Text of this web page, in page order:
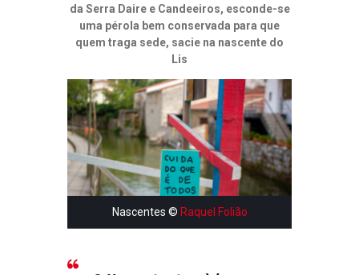
da Serra Daire e Candeeiros, esconde-se
uma pérola bem conservada para que
quem traga sede, sacie na nascente do
Lis
Nascentes © Raquel Folião